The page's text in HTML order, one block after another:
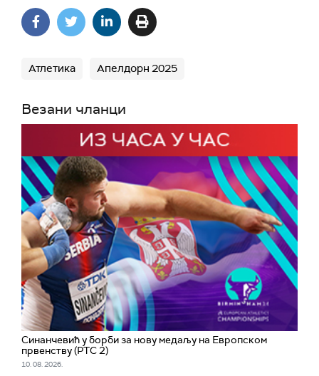
Атлетика Апелдорн 2025
Везани чланци
Синанчевић у борби за нову медаљу на Европском
првенству (РТС 2)
10. 08. 2026.